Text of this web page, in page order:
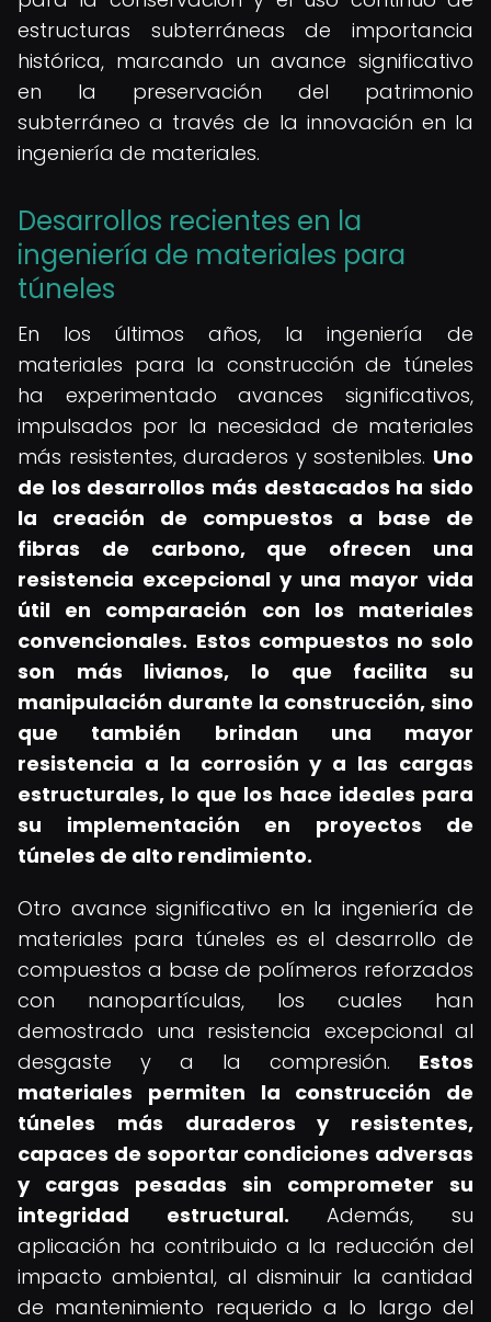
estructuras subterráneas de importancia
histórica, marcando un avance significativo
en la preservación del patrimonio
subterráneo a través de la innovación en la
ingeniería de materiales.
Desarrollos recientes en la
ingeniería de materiales para
túneles
En los últimos años, la ingeniería de
materiales para la construcción de túneles
ha experimentado avances significativos,
impulsados por la necesidad de materiales
más resistentes, duraderos y sostenibles. Uno
de los desarrollos más destacados ha sido
la creación de compuestos a base de
fibras de carbono, que ofrecen una
resistencia excepcional y una mayor vida
útil en comparación con los materiales
convencionales. Estos compuestos no solo
son más livianos, lo que facilita su
manipulación durante la construcción, sino
que también brindan una mayor
resistencia a la corrosión y a las cargas
estructurales, lo que los hace ideales para
su implementación en proyectos de
túneles de alto rendimiento.
Otro avance significativo en la ingeniería de
materiales para túneles es el desarrollo de
compuestos a base de polímeros reforzados
con nanopartículas, los cuales han
demostrado una resistencia excepcional al
desgaste y a la compresión. Estos
materiales permiten la construcción de
túneles más duraderos y resistentes,
capaces de soportar condiciones adversas
y cargas pesadas sin comprometer su
integridad estructural. Además, su
aplicación ha contribuido a la reducción del
impacto ambiental, al disminuir la cantidad
de mantenimiento requerido a lo largo del